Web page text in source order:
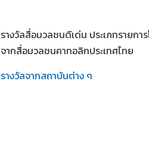
รางวัลสื่อมวลชนดีเด่น ประเภทรายกา
จากสื่อมวลชนคาทอลิกประเทศไทย
รางวัลจากสถาบันต่าง ๆ